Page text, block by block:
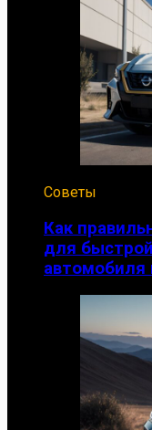
Советы
Как
для
автомобиля